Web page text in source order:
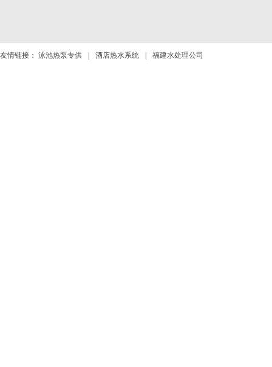
友情链接： 泳池热泵专供 酒店热水系统 福建水处理公司